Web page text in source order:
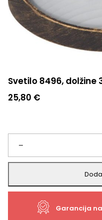
Svetilo 8496, dolžine
25,80 €
–
Svetilo
8496,
dolžine
Garancija